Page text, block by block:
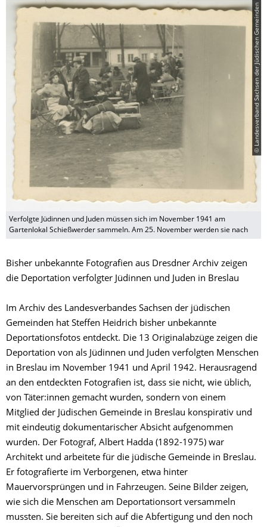
© Landesverband Sachsen der Jüdischen Gemeinden
Verfolgte Jüdinnen und Juden müssen sich im November 1941 am
Gartenlokal Schießwerder sammeln. Am 25. November werden sie nach
Bisher unbekannte Fotografien aus Dresdner Archiv zeigen
die Deportation verfolgter Jüdinnen und Juden in Breslau
Im Archiv des Landesverbandes Sachsen der jüdischen
Gemeinden hat Steffen Heidrich bisher unbekannte
Deportationsfotos entdeckt. Die 13 Originalabzüge zeigen die
Deportation von als Jüdinnen und Juden verfolgten Menschen
in Breslau im November 1941 und April 1942. Herausragend
an den entdeckten Fotografien ist, dass sie nicht, wie üblich,
von Täter:innen gemacht wurden, sondern von einem
Mitglied der Jüdischen Gemeinde in Breslau konspirativ und
mit eindeutig dokumentarischer Absicht aufgenommen
wurden. Der Fotograf, Albert Hadda (1892-1975) war
Architekt und arbeitete für die jüdische Gemeinde in Breslau.
Er fotografierte im Verborgenen, etwa hinter
Mauervorsprüngen und in Fahrzeugen. Seine Bilder zeigen,
wie sich die Menschen am Deportationsort versammeln
mussten. Sie bereiten sich auf die Abfertigung und den noch